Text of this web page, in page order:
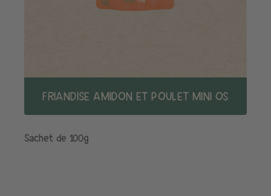
FRIANDISE AMIDON ET POULET MINI OS
Sachet de 100g